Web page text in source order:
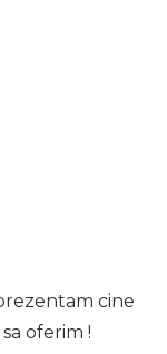
cine
oferim !